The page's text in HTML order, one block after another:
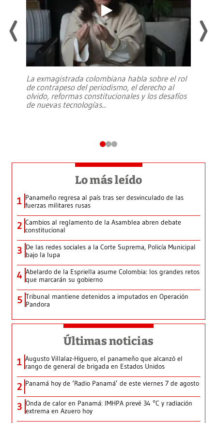
La exmagistrada colombiana habla sobre el rol
de contrapeso del periodismo, el derecho al
olvido, reformas constitucionales y los desafíos
de nuevas tecnologías...
Lo más leído
1 Panameño regresa al país tras ser desvinculado de las
fuerzas militares rusas
2 Cambios al reglamento de la Asamblea abren debate
constitucional
3 De las redes sociales a la Corte Suprema, Policía Municipal
bajo la lupa
4 Abelardo de la Espriella asume Colombia: los grandes retos
que marcarán su gobierno
5 Tribunal mantiene detenidos a imputados en Operación
Pandora
Últimas noticias
1 Augusto Villalaz-Higuero, el panameño que alcanzó el
rango de general de brigada en Estados Unidos
2 Panamá hoy de ‘Radio Panamá’ de este viernes 7 de agosto
3 Onda de calor en Panamá: IMHPA prevé 34 °C y radiación
extrema en Azuero hoy